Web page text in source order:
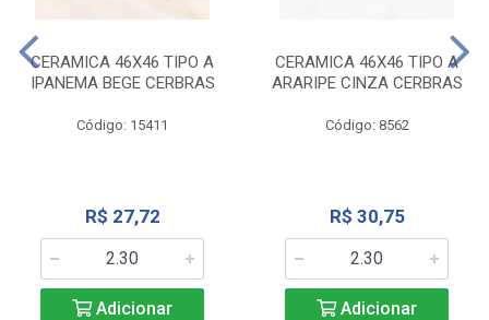
CERAMICA 46X46 TIPO A
IPANEMA BEGE CERBRAS
Código: 15411
R$ 27,72
Adicionar
CERAMICA 46X46 TIPO A
ARARIPE CINZA CERBRAS
Código: 8562
R$ 30,75
Adicionar